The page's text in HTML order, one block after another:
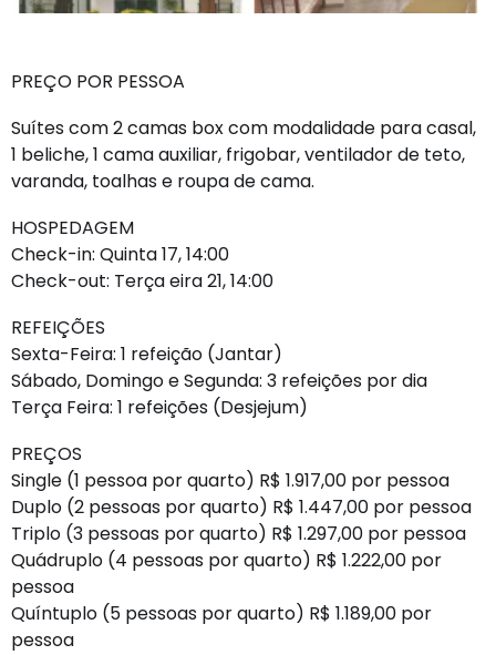
PREÇO POR PESSOA
Suítes com 2 camas box com modalidade para casal,
1 beliche, 1 cama auxiliar, frigobar, ventilador de teto,
varanda, toalhas e roupa de cama.
HOSPEDAGEM
Check-in: Quinta 17, 14:00
Check-out: Terça eira 21, 14:00
REFEIÇÕES
Sexta-Feira: 1 refeição (Jantar)
Sábado, Domingo e Segunda: 3 refeições por dia
Terça Feira: 1 refeições (Desjejum)
PREÇOS
Single (1 pessoa por quarto) R$ 1.917,00 por pessoa
Duplo (2 pessoas por quarto) R$ 1.447,00 por pessoa
Triplo (3 pessoas por quarto) R$ 1.297,00 por pessoa
Quádruplo (4 pessoas por quarto) R$ 1.222,00 por
pessoa
Quíntuplo (5 pessoas por quarto) R$ 1.189,00 por
pessoa